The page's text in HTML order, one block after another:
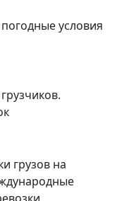
условия
грузов на